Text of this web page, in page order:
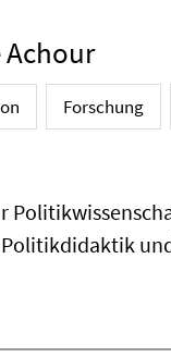
Achour
Forschung